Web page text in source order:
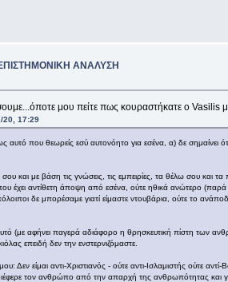
ΑΝΑΛΥΣΗ
μου πείτε πως κουραστήκατε ο Vasilis
20, 17:29
αυτό που θεωρείς εσύ αυτονόητο για εσένα, α) δε σημαίνει
και με βάση τις γνώσεις, τις εμπειρίες, τα θέλω σου
έχει αντίθετη άποψη από εσένα, ούτε ηθικά ανώτερο
δε μπορέσαμε γιατί είμαστε ντουβάρια, ούτε το
(με αφήνει παγερά αδιάφορο η θρησκευτική πίστη των
επειδή δεν την ενστερνιζόμαστε.
Δεν είμαι αντι-Χριστιανός - ούτε αντι-Ισλαμιστής ούτε
τον ανθρώπο από την απαρχή της ανθρωπότητας και